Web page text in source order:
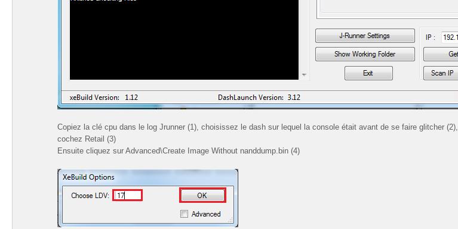
Copiez la clé cpu dans le log Jrunner (1), choisissez le dash sur lequel la console était avant de se faire glitcher (2),
cochez Retail (3)
Ensuite cliquez sur Advanced\Create Image Without nanddump.bin (4)